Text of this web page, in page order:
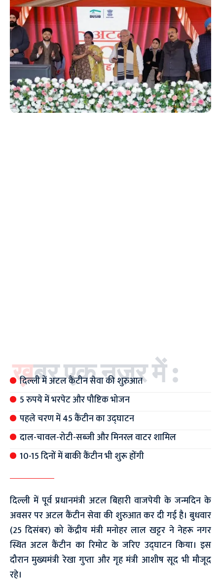
ख़बर एक नज़र में :
दिल्ली में अटल कैंटीन सेवा की शुरुआत
5 रुपये में भरपेट और पौष्टिक भोजन
पहले चरण में 45 कैंटीन का उद्घाटन
दाल-चावल-रोटी-सब्जी और मिनरल वाटर शामिल
10-15 दिनों में बाकी कैंटीन भी शुरू होंगी
दिल्ली में पूर्व प्रधानमंत्री अटल बिहारी वाजपेयी के जन्मदिन के
अवसर पर अटल कैंटीन सेवा की शुरुआत कर दी गई है। बुधवार
(25 दिसंबर) को केंद्रीय मंत्री मनोहर लाल खट्टर ने नेहरू नगर
स्थित अटल कैंटीन का रिमोट के जरिए उद्घाटन किया। इस
दौरान मुख्यमंत्री रेखा गुप्ता और गृह मंत्री आशीष सूद भी मौजूद
रहे।